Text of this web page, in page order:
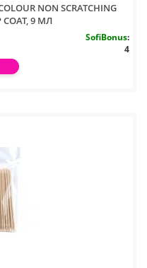
NON SCRATCHING
COAT, 9 МЛ
SofiBonus:
4